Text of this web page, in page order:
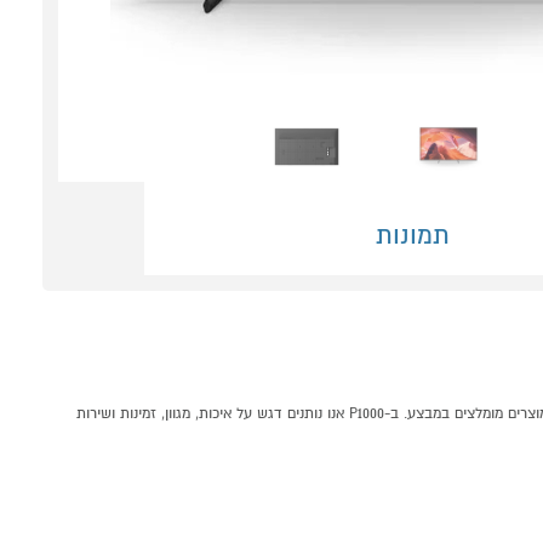
תמונות
טלוויזיה חכמה "85 SONY BRAVIA KD-85X80LAEP 4K HDR קונים אונליין בקטגוריית טלויזיות במחלקת טלויזיות וסאונד בP1000 - אתר קניות ישראלי בטוח, משתלם ונוח המציע מוצרים מומלצים במבצע. ב-P1000 אנו נותנים דגש על איכות, מגוון, זמינות ושירות